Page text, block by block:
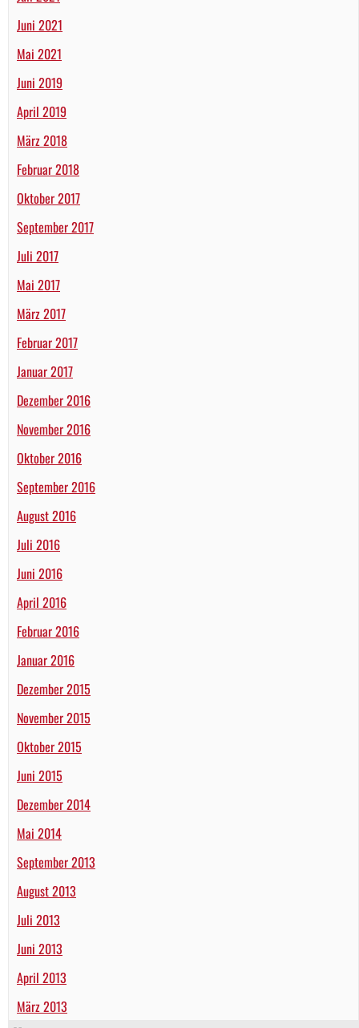
Juni 2021
Mai 2021
Juni 2019
April 2019
März 2018
Februar 2018
Oktober 2017
September 2017
Juli 2017
Mai 2017
März 2017
Februar 2017
Januar 2017
Dezember 2016
November 2016
Oktober 2016
September 2016
August 2016
Juli 2016
Juni 2016
April 2016
Februar 2016
Januar 2016
Dezember 2015
November 2015
Oktober 2015
Juni 2015
Dezember 2014
Mai 2014
September 2013
August 2013
Juli 2013
Juni 2013
April 2013
März 2013